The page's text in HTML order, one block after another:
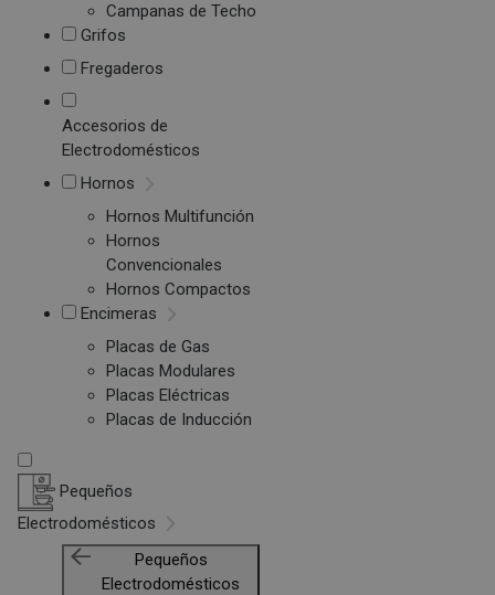
Campanas de Techo
Grifos
Fregaderos
Accesorios de
Electrodomésticos
Hornos
Hornos Multifunción
Hornos
Convencionales
Hornos Compactos
Encimeras
Placas de Gas
Placas Modulares
Placas Eléctricas
Placas de Inducción
Pequeños
Electrodomésticos
Pequeños
Electrodomésticos